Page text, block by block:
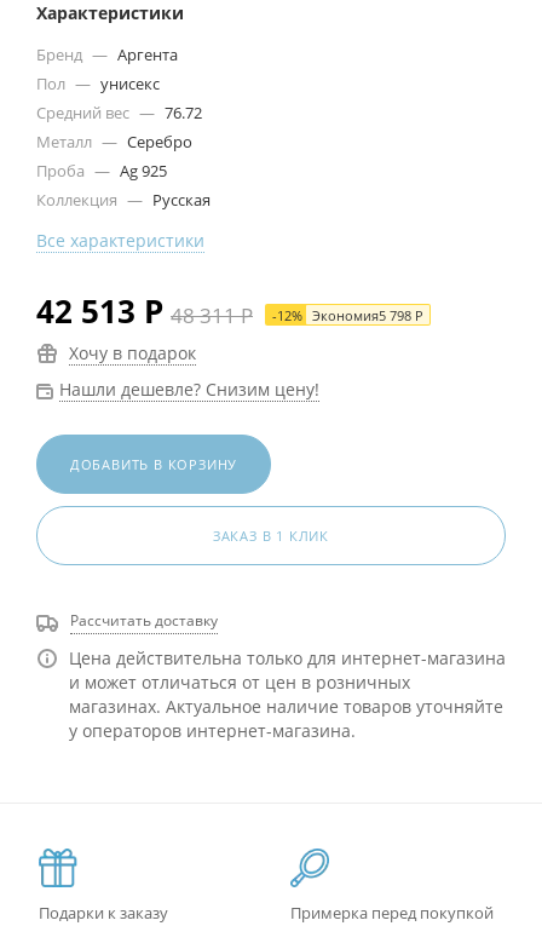
Характеристики
Бренд — Аргента
Пол — унисекс
Средний вес — 76.72
Металл — Серебро
Проба — Ag 925
Коллекция — Русская
Все характеристики
42 513 Р 48 311Р -12% Экономия5 798 Р
Хочу в подарок
Нашли дешевле? Снизим цену!
ДОБАВИТЬ В КОРЗИНУ
ЗАКАЗ В 1 КЛИК
Рассчитать доставку
Цена действительна только для интернет-магазина
и может отличаться от цен в розничных
магазинах. Актуальное наличие товаров уточняйте
у операторов интернет-магазина.
Подарки к заказу
Примерка перед покупкой